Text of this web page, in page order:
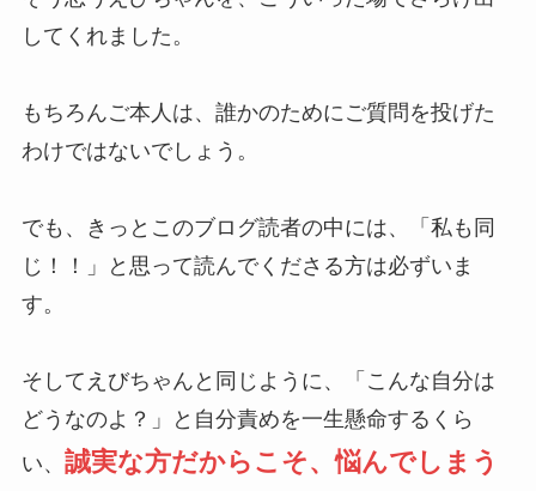
してくれました。
もちろんご本人は、誰かのためにご質問を投げた
わけではないでしょう。
でも、きっとこのブログ読者の中には、「私も同
じ！！」と思って読んでくださる方は必ずいま
す。
そしてえびちゃんと同じように、「こんな自分は
どうなのよ？」と自分責めを一生懸命するくら
い、 誠実な方だからこそ、悩んでしまう